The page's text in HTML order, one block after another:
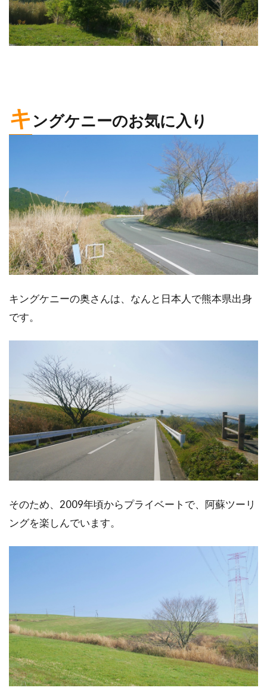
キ ングケニーのお気に入り
キングケニーの奥さんは、なんと日本人で熊本県出身
です。
そのため、2009年頃からプライベートで、阿蘇ツーリ
ングを楽しんでいます。